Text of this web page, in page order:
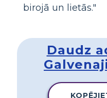
birojā un lietās."
Daudz